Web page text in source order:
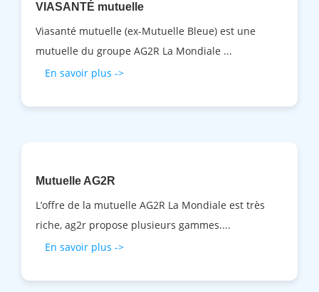
VIASANTÉ mutuelle
Viasanté mutuelle (ex-Mutuelle Bleue) est une
mutuelle du groupe AG2R La Mondiale ...
En savoir plus ->
Mutuelle AG2R
L’offre de la mutuelle AG2R La Mondiale est très
riche, ag2r propose plusieurs gammes....
En savoir plus ->